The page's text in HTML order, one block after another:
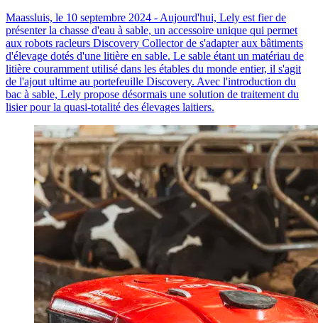
Maassluis, le 10 septembre 2024 - Aujourd'hui, Lely est fier de
présenter la chasse d'eau à sable, un accessoire unique qui permet
aux robots racleurs Discovery Collector de s'adapter aux bâtiments
d'élevage dotés d'une litière en sable. Le sable étant un matériau de
litière couramment utilisé dans les étables du monde entier, il s'agit
de l'ajout ultime au portefeuille Discovery. Avec l'introduction du
bac à sable, Lely propose désormais une solution de traitement du
lisier pour la quasi-totalité des élevages laitiers.